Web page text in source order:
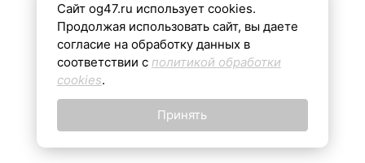
Все материалы на сайте подготовлены с помощью ИИ
16+
Сайт og47.ru использует cookies.
Продолжая использовать сайт, вы даете
согласие на обработку данных в
соответствии с политикой обработки
cookies.
Принять